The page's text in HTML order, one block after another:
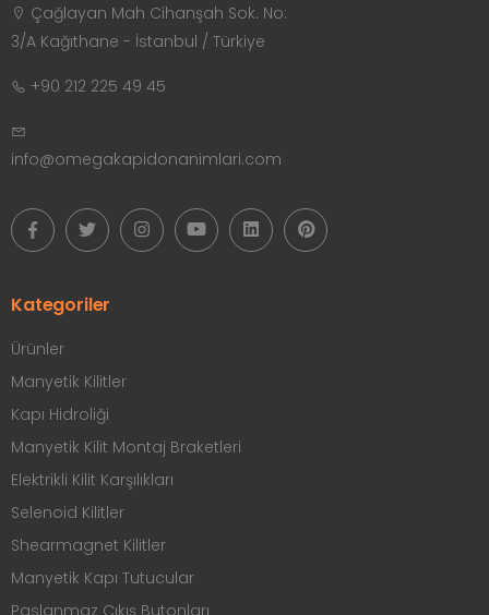
Çağlayan Mah Cihanşah Sok. No:
3/A Kağıthane - İstanbul / Türkiye
+90 212 225 49 45
info@omegakapidonanimlari.com
Kategoriler
Ürünler
Manyetik Kilitler
Kapı Hidroliği
Manyetik Kilit Montaj Braketleri
Elektrikli Kilit Karşılıkları
Selenoid Kilitler
Shearmagnet Kilitler
Manyetik Kapı Tutucular
Paslanmaz Çıkış Butonları